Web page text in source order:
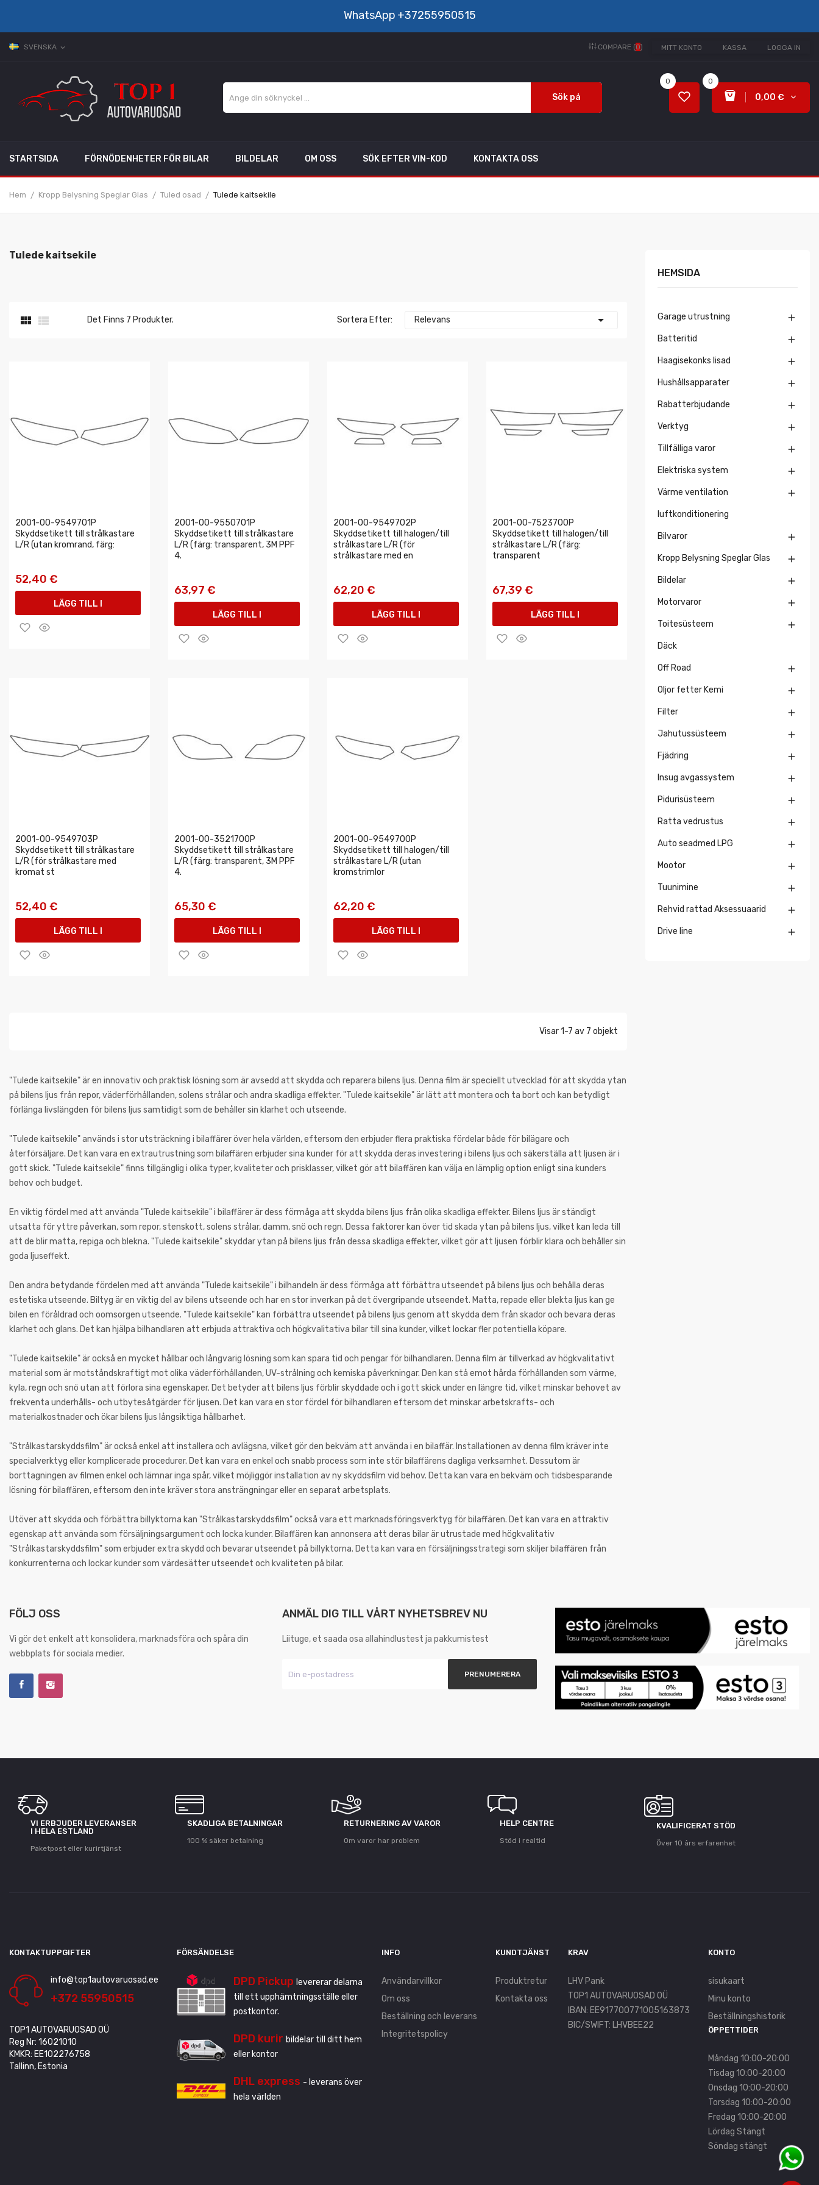
WhatsApp +37255950515
SVENSKA expand_more MITT KONTO KASSA LOGGA IN
COMPARE (0)
Sök på
0
0,00 €
0
STARTSIDA FÖRNÖDENHETER FÖR BILAR BILDELAR OM OSS SÖK EFTER VIN-KOD KONTAKTA OSS
Hem Kropp Belysning Speglar Glas Tuled osad Tulede kaitsekile
Tulede kaitsekile
  Det Finns 7 Produkter. Sortera Efter: Relevans 
2001-00-9549701P
Skyddsetikett till strålkastare
L/R (utan kromrand, färg:
52,40 €
LÄGG TILL I
VARUKORGEN
2001-00-9550701P
Skyddsetikett till strålkastare
L/R (färg: transparent, 3M PPF
4.
63,97 €
LÄGG TILL I
VARUKORGEN
2001-00-9549702P
Skyddsetikett till halogen/till
strålkastare L/R (för
strålkastare med en
62,20 €
LÄGG TILL I
VARUKORGEN
2001-00-7523700P
Skyddsetikett till halogen/till
strålkastare L/R (färg:
transparent
67,39 €
LÄGG TILL I
VARUKORGEN
2001-00-9549703P
Skyddsetikett till strålkastare
L/R (för strålkastare med
kromat st
52,40 €
LÄGG TILL I
VARUKORGEN
2001-00-3521700P
Skyddsetikett till strålkastare
L/R (färg: transparent, 3M PPF
4.
65,30 €
LÄGG TILL I
VARUKORGEN
2001-00-9549700P
Skyddsetikett till halogen/till
strålkastare L/R (utan
kromstrimlor
62,20 €
LÄGG TILL I
VARUKORGEN
Visar 1-7 av 7 objekt
"Tulede kaitsekile" är en innovativ och praktisk lösning som är avsedd att skydda och reparera bilens ljus. Denna film är speciellt utvecklad för att skydda ytan
på bilens ljus från repor, väderförhållanden, solens strålar och andra skadliga effekter. "Tulede kaitsekile" är lätt att montera och ta bort och kan betydligt
förlänga livslängden för bilens ljus samtidigt som de behåller sin klarhet och utseende.
"Tulede kaitsekile" används i stor utsträckning i bilaffärer över hela världen, eftersom den erbjuder flera praktiska fördelar både för bilägare och
återförsäljare. Det kan vara en extrautrustning som bilaffären erbjuder sina kunder för att skydda deras investering i bilens ljus och säkerställa att ljusen är i
gott skick. "Tulede kaitsekile" finns tillgänglig i olika typer, kvaliteter och prisklasser, vilket gör att bilaffären kan välja en lämplig option enligt sina kunders
behov och budget.
En viktig fördel med att använda "Tulede kaitsekile" i bilaffärer är dess förmåga att skydda bilens ljus från olika skadliga effekter. Bilens ljus är ständigt
utsatta för yttre påverkan, som repor, stenskott, solens strålar, damm, snö och regn. Dessa faktorer kan över tid skada ytan på bilens ljus, vilket kan leda till
att de blir matta, repiga och blekna. "Tulede kaitsekile" skyddar ytan på bilens ljus från dessa skadliga effekter, vilket gör att ljusen förblir klara och behåller sin
goda ljuseffekt.
Den andra betydande fördelen med att använda "Tulede kaitsekile" i bilhandeln är dess förmåga att förbättra utseendet på bilens ljus och behålla deras
estetiska utseende. Biltyg är en viktig del av bilens utseende och har en stor inverkan på det övergripande utseendet. Matta, repade eller blekta ljus kan ge
bilen en föråldrad och oomsorgen utseende. "Tulede kaitsekile" kan förbättra utseendet på bilens ljus genom att skydda dem från skador och bevara deras
klarhet och glans. Det kan hjälpa bilhandlaren att erbjuda attraktiva och högkvalitativa bilar till sina kunder, vilket lockar fler potentiella köpare.
"Tulede kaitsekile" är också en mycket hållbar och långvarig lösning som kan spara tid och pengar för bilhandlaren. Denna film är tillverkad av högkvalitativt
material som är motståndskraftigt mot olika väderförhållanden, UV-strålning och kemiska påverkningar. Den kan stå emot hårda förhållanden som värme,
kyla, regn och snö utan att förlora sina egenskaper. Det betyder att bilens ljus förblir skyddade och i gott skick under en längre tid, vilket minskar behovet av
frekventa underhålls- och utbytesåtgärder för ljusen. Det kan vara en stor fördel för bilhandlaren eftersom det minskar arbetskrafts- och
materialkostnader och ökar bilens ljus långsiktiga hållbarhet.
"Strålkastarskyddsfilm" är också enkel att installera och avlägsna, vilket gör den bekväm att använda i en bilaffär. Installationen av denna film kräver inte
specialverktyg eller komplicerade procedurer. Det kan vara en enkel och snabb process som inte stör bilaffärens dagliga verksamhet. Dessutom är
borttagningen av filmen enkel och lämnar inga spår, vilket möjliggör installation av ny skyddsfilm vid behov. Detta kan vara en bekväm och tidsbesparande
lösning för bilaffären, eftersom den inte kräver stora ansträngningar eller en separat arbetsplats.
Utöver att skydda och förbättra billyktorna kan "Strålkastarskyddsfilm" också vara ett marknadsföringsverktyg för bilaffären. Det kan vara en attraktiv
egenskap att använda som försäljningsargument och locka kunder. Bilaffären kan annonsera att deras bilar är utrustade med högkvalitativ
"Strålkastarskyddsfilm" som erbjuder extra skydd och bevarar utseendet på billyktorna. Detta kan vara en försäljningsstrategi som skiljer bilaffären från
konkurrenterna och lockar kunder som värdesätter utseendet och kvaliteten på bilar.
HEMSIDA
Garage utrustning 
Batteritid 
Haagisekonks lisad 
Hushållsapparater 
Rabatterbjudande 
Verktyg 
Tillfälliga varor 
Elektriska system 
Värme ventilation
luftkonditionering

Bilvaror 
Kropp Belysning Speglar Glas 
Bildelar 
Motorvaror 
Toitesüsteem 
Däck
Off Road 
Oljor fetter Kemi 
Filter 
Jahutussüsteem 
Fjädring 
Insug avgassystem 
Pidurisüsteem 
Ratta vedrustus 
Auto seadmed LPG 
Mootor 
Tuunimine 
Rehvid rattad Aksessuaarid 
Drive line 
FÖLJ OSS
Vi gör det enkelt att konsolidera, marknadsföra och spåra din
webbplats för sociala medier.
ANMÄL DIG TILL VÅRT NYHETSBREV NU
Liituge, et saada osa allahindlustest ja pakkumistest
VI ERBJUDER LEVERANSER
I HELA ESTLAND
Paketpost eller kurirtjänst
SKADLIGA BETALNINGAR
100 % säker betalning
RETURNERING AV VAROR
Om varor har problem
HELP CENTRE
Stöd i realtid
KVALIFICERAT STÖD
Över 10 års erfarenhet
KONTAKTUPPGIFTER
info@top1autovaruosad.ee
+372 55950515
TOP1 AUTOVARUOSAD OÜ
Reg Nr: 16021010
KMKR: EE102276758
Tallinn, Estonia
FÖRSÄNDELSE
DPD Pickup levererar delarna
till ett upphämtningsställe eller
postkontor.
DPD kurir bildelar till ditt hem
eller kontor
DHL express - leverans över
hela världen
INFO
Användarvillkor
Om oss
Beställning och leverans
Integritetspolicy
KUNDTJÄNST
Produktretur
Kontakta oss
KRAV
LHV Pank
TOP1 AUTOVARUOSAD OÜ
IBAN: EE917700771005163873
BIC/SWIFT: LHVBEE22
KONTO
sisukaart
Minu konto
Beställningshistorik
ÖPPETTIDER
Måndag 10:00-20:00
Tisdag 10:00-20:00
Onsdag 10:00-20:00
Torsdag 10:00-20:00
Fredag 10:00-20:00
Lördag Stängt
Söndag stängt